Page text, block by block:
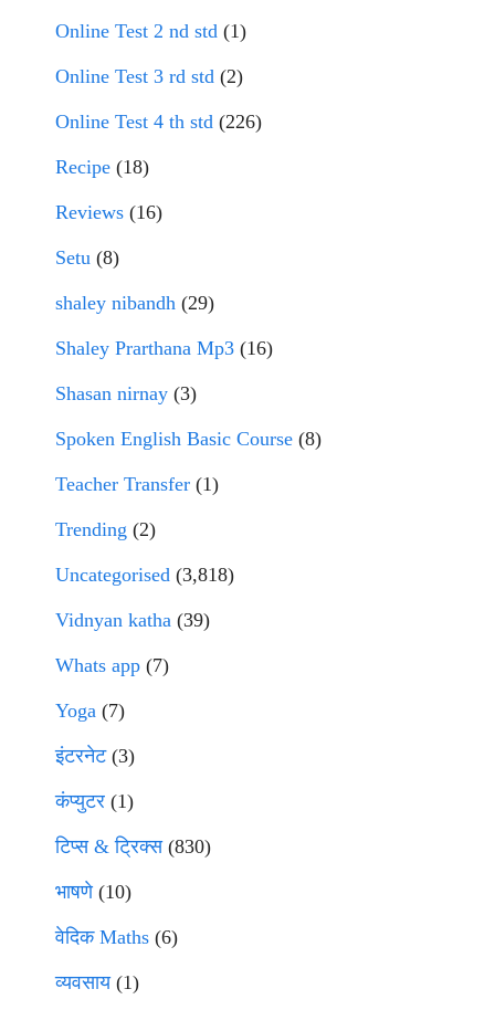
Online Test 2 nd std (1)
Online Test 3 rd std (2)
Online Test 4 th std (226)
Recipe (18)
Reviews (16)
Setu (8)
shaley nibandh (29)
Shaley Prarthana Mp3 (16)
Shasan nirnay (3)
Spoken English Basic Course (8)
Teacher Transfer (1)
Trending (2)
Uncategorised (3,818)
Vidnyan katha (39)
Whats app (7)
Yoga (7)
इंटरनेट(3)
कंप्युटर (1)
टिप्स & ट्रिक्स(830)
भाषणे(10)
वेदिक Maths (6)
व्यवसाय(1)